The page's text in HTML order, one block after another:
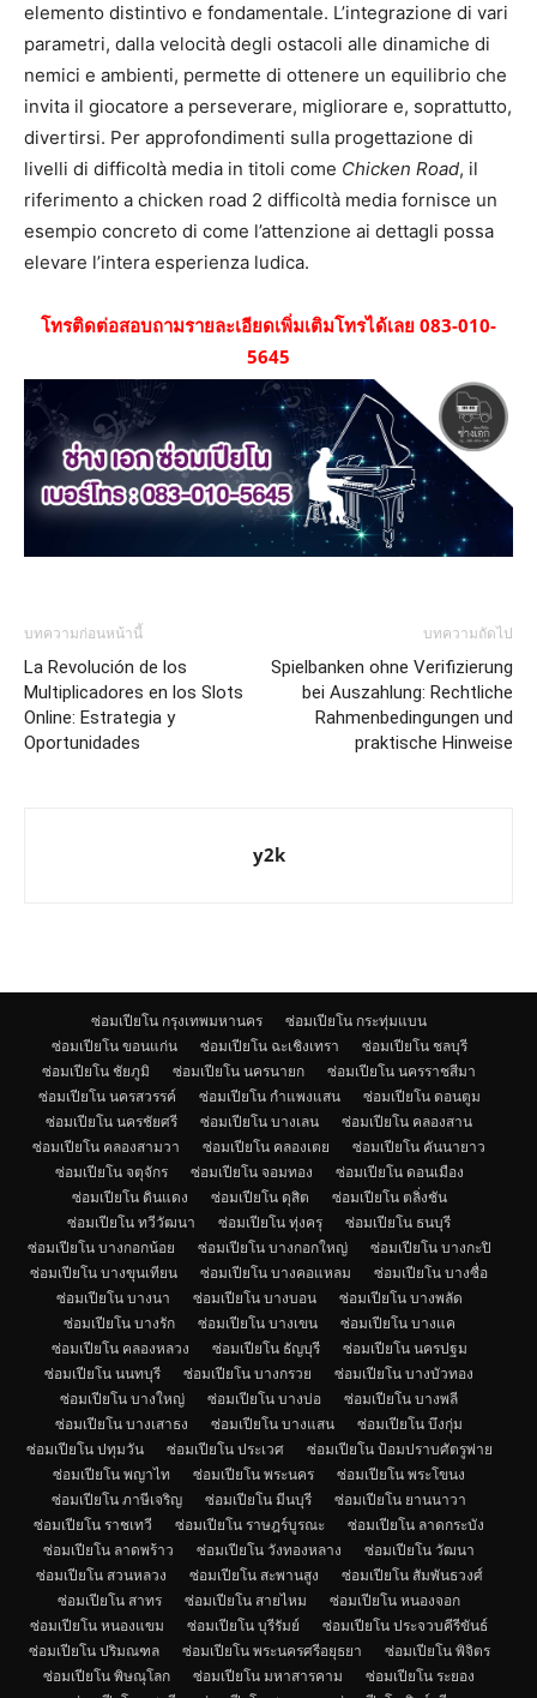
elemento distintivo e fondamentale. L’integrazione di vari
parametri, dalla velocità degli ostacoli alle dinamiche di
nemici e ambienti, permette di ottenere un equilibrio che
invita il giocatore a perseverare, migliorare e, soprattutto,
divertirsi. Per approfondimenti sulla progettazione di
livelli di difficoltà media in titoli come Chicken Road, il
riferimento a chicken road 2 difficoltà media fornisce un
esempio concreto di come l’attenzione ai dettagli possa
elevare l’intera esperienza ludica.
โทรติดต่อสอบถามรายละเอียดเพิ่มเติมโทรได้เลย 083-010-
5645
บทความก่อนหน้านี้
La Revolución de los
Multiplicadores en los Slots
Online: Estrategia y
Oportunidades
บทความถัดไป
Spielbanken ohne Verifizierung
bei Auszahlung: Rechtliche
Rahmenbedingungen und
praktische Hinweise
y2k
ซ่อมเปียโน กรุงเทพมหานคร
ซ่อมเปียโน กระทุ่มแบน
ซ่อมเปียโน ขอนแก่น
ซ่อมเปียโน ฉะเชิงเทรา
ซ่อมเปียโน ชลบุรี
ซ่อมเปียโน ชัยภูมิ
ซ่อมเปียโน นครนายก
ซ่อมเปียโน นครราชสีมา
ซ่อมเปียโน นครสวรรค์
ซ่อมเปียโน กำแพงแสน
ซ่อมเปียโน ดอนตูม
ซ่อมเปียโน นครชัยศรี
ซ่อมเปียโน บางเลน
ซ่อมเปียโน คลองสาน
ซ่อมเปียโน คลองสามวา
ซ่อมเปียโน คลองเตย
ซ่อมเปียโน คันนายาว
ซ่อมเปียโน จตุจักร
ซ่อมเปียโน จอมทอง
ซ่อมเปียโน ดอนเมือง
ซ่อมเปียโน ดินแดง
ซ่อมเปียโน ดุสิต
ซ่อมเปียโน ตลิ่งชัน
ซ่อมเปียโน ทวีวัฒนา
ซ่อมเปียโน ทุ่งครุ
ซ่อมเปียโน ธนบุรี
ซ่อมเปียโน บางกอกน้อย
ซ่อมเปียโน บางกอกใหญ่
ซ่อมเปียโน บางกะปิ
ซ่อมเปียโน บางขุนเทียน
ซ่อมเปียโน บางคอแหลม
ซ่อมเปียโน บางซื่อ
ซ่อมเปียโน บางนา
ซ่อมเปียโน บางบอน
ซ่อมเปียโน บางพลัด
ซ่อมเปียโน บางรัก
ซ่อมเปียโน บางเขน
ซ่อมเปียโน บางแค
ซ่อมเปียโน คลองหลวง
ซ่อมเปียโน ธัญบุรี
ซ่อมเปียโน นครปฐม
ซ่อมเปียโน นนทบุรี
ซ่อมเปียโน บางกรวย
ซ่อมเปียโน บางบัวทอง
ซ่อมเปียโน บางใหญ่
ซ่อมเปียโน บางบ่อ
ซ่อมเปียโน บางพลี
ซ่อมเปียโน บางเสาธง
ซ่อมเปียโน บางแสน
ซ่อมเปียโน บึงกุ่ม
ซ่อมเปียโน ปทุมวัน
ซ่อมเปียโน ประเวศ
ซ่อมเปียโน ป้อมปราบศัตรูพ่าย
ซ่อมเปียโน พญาไท
ซ่อมเปียโน พระนคร
ซ่อมเปียโน พระโขนง
ซ่อมเปียโน ภาษีเจริญ
ซ่อมเปียโน มีนบุรี
ซ่อมเปียโน ยานนาวา
ซ่อมเปียโน ราชเทวี
ซ่อมเปียโน ราษฎร์บูรณะ
ซ่อมเปียโน ลาดกระบัง
ซ่อมเปียโน ลาดพร้าว
ซ่อมเปียโน วังทองหลาง
ซ่อมเปียโน วัฒนา
ซ่อมเปียโน สวนหลวง
ซ่อมเปียโน สะพานสูง
ซ่อมเปียโน สัมพันธวงศ์
ซ่อมเปียโน สาทร
ซ่อมเปียโน สายไหม
ซ่อมเปียโน หนองจอก
ซ่อมเปียโน หนองแขม
ซ่อมเปียโน บุรีรัมย์
ซ่อมเปียโน ประจวบคีรีขันธ์
ซ่อมเปียโน ปริมณฑล
ซ่อมเปียโน พระนครศรีอยุธยา
ซ่อมเปียโน พิจิตร
ซ่อมเปียโน พิษณุโลก
ซ่อมเปียโน มหาสารคาม
ซ่อมเปียโน ระยอง